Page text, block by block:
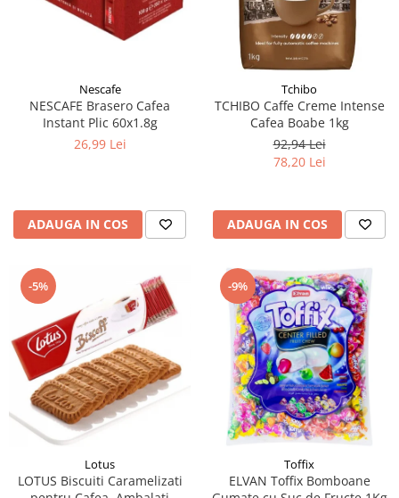
Nescafe
NESCAFE Brasero Cafea
Instant Plic 60x1.8g
26,99 Lei
ADAUGA IN COS
Tchibo
TCHIBO Caffe Creme Intense
Cafea Boabe 1kg
92,94 Lei
78,20 Lei
ADAUGA IN COS
-5%
Lotus
LOTUS Biscuiti Caramelizati
-9%
Toffix
ELVAN Toffix Bomboane